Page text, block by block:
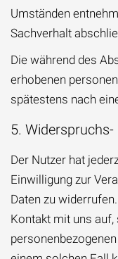
Umständen
Sachverhalt
Die während des
erhobenen
spätestens nach
5.
Der Nutzer hat
Einwilligung zur
Daten zu
Kontakt mit uns auf,